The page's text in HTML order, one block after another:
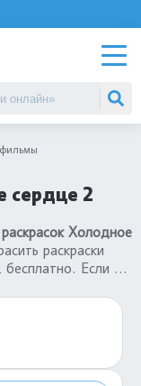
сердце 2
Холодное
раскраски
Если у
где лучшие
сердце 2. Можете
играть в
большой выбор
разных возрастов.